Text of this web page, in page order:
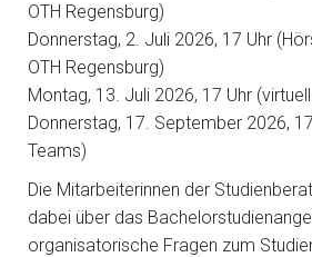
OTH Regensburg)
Donnerstag, 2. Juli 2026, 17 Uhr
OTH Regensburg)
Montag, 13. Juli 2026, 17 Uhr
Donnerstag, 17. September 2026,
Teams)
Die Mitarbeiterinnen der
dabei über das
organisatorische Fragen zum